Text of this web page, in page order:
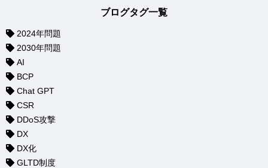
ブログタグ一覧
2024年問題
2030年問題
AI
BCP
Chat GPT
CSR
DDoS攻撃
DX
DX化
GLTD制度